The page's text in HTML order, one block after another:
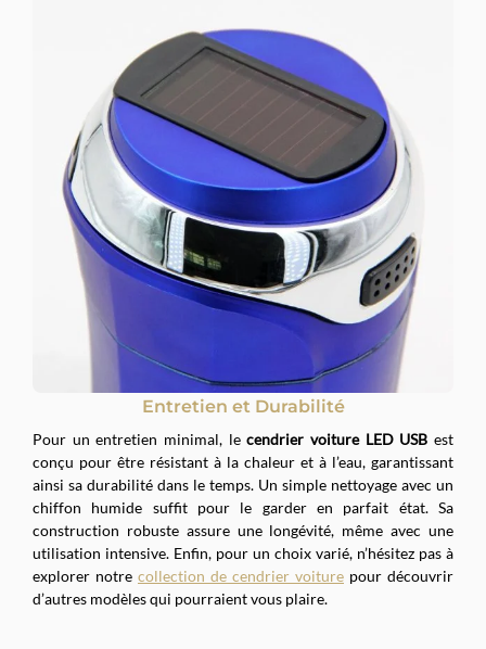
Entretien et Durabilité
Pour un entretien minimal, lecendrier voiture LED USB est
conçu pour être résistant à la chaleur et à l’eau, garantissant
ainsi sa durabilité dans le temps. Un simple nettoyage avec un
chiffon humide suffit pour le garder en parfait état. Sa
construction robuste assure une longévité, même avec une
utilisation intensive. Enfin, pour un choix varié, n’hésitez pas à
explorer notre collection de cendrier voiture pour découvrir
d’autres modèles qui pourraient vous plaire.